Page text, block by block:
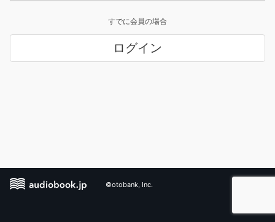
すでに会員の場合
ログイン
©otobank, Inc.